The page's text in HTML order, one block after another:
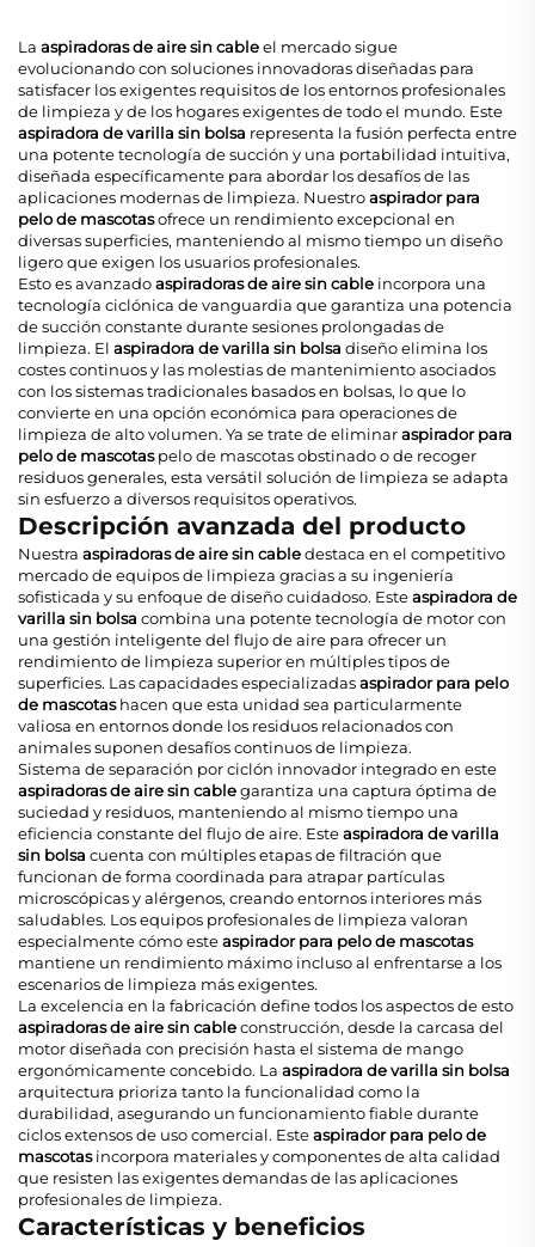
La aspiradoras de aire sin cableel mercado sigue
evolucionando con soluciones innovadoras diseñadas para
satisfacer los exigentes requisitos de los entornos profesionales
de limpieza y de los hogares exigentes de todo el mundo. Este
aspiradora de varilla sin bolsa representa la fusión perfecta entre
una potente tecnología de succión y una portabilidad intuitiva,
diseñada específicamente para abordar los desafíos de las
aplicaciones modernas de limpieza. Nuestroaspirador para
pelo de mascotasofrece un rendimiento excepcional en
diversas superficies, manteniendo al mismo tiempo un diseño
ligero que exigen los usuarios profesionales.
Esto es avanzadoaspiradoras de aire sin cable incorpora una
tecnología ciclónica de vanguardia que garantiza una potencia
de succión constante durante sesiones prolongadas de
limpieza. El aspiradora de varilla sin bolsa diseño elimina los
costes continuos y las molestias de mantenimiento asociados
con los sistemas tradicionales basados en bolsas, lo que lo
convierte en una opción económica para operaciones de
limpieza de alto volumen. Ya se trate de eliminaraspirador para
pelo de mascotaspelo de mascotas obstinado o de recoger
residuos generales, esta versátil solución de limpieza se adapta
sin esfuerzo a diversos requisitos operativos.
Descripción avanzada del producto
Nuestra aspiradoras de aire sin cabledestaca en el competitivo
mercado de equipos de limpieza gracias a su ingeniería
sofisticada y su enfoque de diseño cuidadoso. Esteaspiradora de
varilla sin bolsa combina una potente tecnología de motor con
una gestión inteligente del flujo de aire para ofrecer un
rendimiento de limpieza superior en múltiples tipos de
superficies. Las capacidades especializadasaspirador para pelo
de mascotashacen que esta unidad sea particularmente
valiosa en entornos donde los residuos relacionados con
animales suponen desafíos continuos de limpieza.
Sistema de separación por ciclón innovador integrado en este
aspiradoras de aire sin cablegarantiza una captura óptima de
suciedad y residuos, manteniendo al mismo tiempo una
eficiencia constante del flujo de aire. Esteaspiradora de varilla
sin bolsa cuenta con múltiples etapas de filtración que
funcionan de forma coordinada para atrapar partículas
microscópicas y alérgenos, creando entornos interiores más
saludables. Los equipos profesionales de limpieza valoran
especialmente cómo esteaspirador para pelo de mascotas
mantiene un rendimiento máximo incluso al enfrentarse a los
escenarios de limpieza más exigentes.
La excelencia en la fabricación define todos los aspectos de esto
aspiradoras de aire sin cableconstrucción, desde la carcasa del
motor diseñada con precisión hasta el sistema de mango
ergonómicamente concebido. La aspiradora de varilla sin bolsa
arquitectura prioriza tanto la funcionalidad como la
durabilidad, asegurando un funcionamiento fiable durante
ciclos extensos de uso comercial. Esteaspirador para pelo de
mascotasincorpora materiales y componentes de alta calidad
que resisten las exigentes demandas de las aplicaciones
profesionales de limpieza.
Características y beneficios